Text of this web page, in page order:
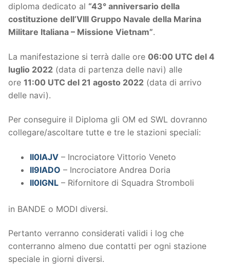
diploma dedicato al “43° anniversario della
costituzione dell’VIII Gruppo Navale della Marina
Militare Italiana – Missione Vietnam”.
La manifestazione si terrà dalle ore 06:00 UTC del 4
luglio 2022 (data di partenza delle navi) alle
ore 11:00 UTC del 21 agosto 2022 (data di arrivo
delle navi).
Per conseguire il Diploma gli OM ed SWL dovranno
collegare/ascoltare tutte e tre le stazioni speciali:
II0IAJV – Incrociatore Vittorio Veneto
II9IADO – Incrociatore Andrea Doria
II0IGNL – Rifornitore di Squadra Stromboli
in BANDE o MODI diversi.
Pertanto verranno considerati validi i log che
conterranno almeno due contatti per ogni stazione
speciale in giorni diversi.